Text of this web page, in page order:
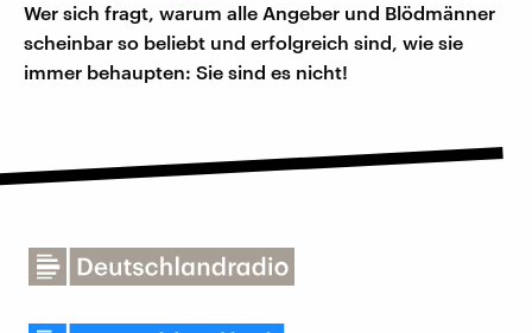
Wer sich fragt, warum alle Angeber und Blödmänner
scheinbar so beliebt und erfolgreich sind, wie sie
immer behaupten: Sie sind es nicht!